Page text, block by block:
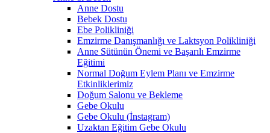
Anne Dostu
Bebek Dostu
Ebe Polikliniği
Emzirme Danışmanlığı ve Laktsyon Polikliniği
Anne Sütünün Önemi ve Başarılı Emzirme
Eğitimi
Normal Doğum Eylem Planı ve Emzirme
Etkinliklerimiz
Doğum Salonu ve Bekleme
Gebe Okulu
Gebe Okulu (İnstagram)
Uzaktan Eğitim Gebe Okulu